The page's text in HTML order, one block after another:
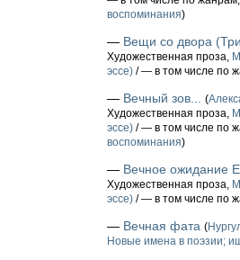
воспоминания)
— Вещи со двора
Художественная проза,
эссе) / — в том числе по
— Вечный зов... (
Художественная проза,
эссе) / — в том числе по
воспоминания)
— Вечное ожидание
Художественная проза,
эссе) / — в том числе по
— Вечная фата (
Новые имена в поэзии;